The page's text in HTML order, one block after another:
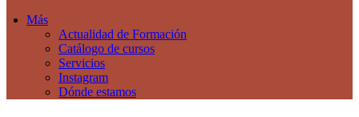
Más
Actualidad de Formación
Catálogo de cursos
Servicios
Instagram
Dónde estamos